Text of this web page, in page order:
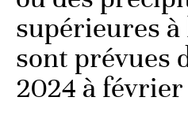
supérieures à
sont prévues
2024 à